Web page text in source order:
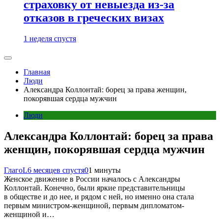
страховку от невыезда из-за
отказов в греческих визах
1 неделя спустя
Главная
Люди
Александра Коллонтай: борец за права женщин,
покорявшая сердца мужчин
Люди
Александра Коллонтай: борец за права
женщин, покорявшая сердца мужчин
ГлагоL6 месяцев спустя01 минуты
Женское движение в России началось с Александры
Коллонтай. Конечно, были яркие представительницы
в обществе и до нее, и рядом с ней, но именно она стала
первым министром-женщиной, первым дипломатом-
женщиной и…